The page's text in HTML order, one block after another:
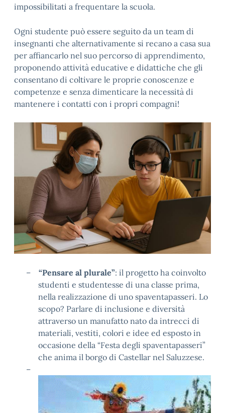
impossibilitati a frequentare la scuola.
Ogni studente può essere seguito da un team di
insegnanti che alternativamente si recano a casa sua
per affiancarlo nel suo percorso di apprendimento,
proponendo attività educative e didattiche che gli
consentano di coltivare le proprie conoscenze e
competenze e senza dimenticare la necessità di
mantenere i contatti con i propri compagni!
– “Pensare al plurale”: il progetto ha coinvolto
studenti e studentesse di una classe prima,
nella realizzazione di uno spaventapasseri. Lo
scopo? Parlare di inclusione e diversità
attraverso un manufatto nato da intrecci di
materiali, vestiti, colori e idee ed esposto in
occasione della “Festa degli spaventapasseri”
che anima il borgo di Castellar nel Saluzzese.
–